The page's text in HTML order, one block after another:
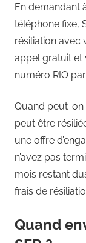
En demandant
téléphone fixe,
résiliation avec
appel gratuit et
numéro RIO
Quand peut-on
peut être
une offre
n’avez pas
mois restant
frais de
Quand